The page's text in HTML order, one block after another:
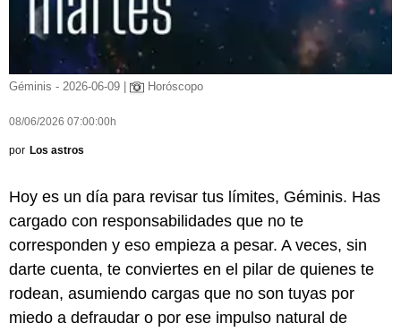
Géminis - 2026-06-09 | Horóscopo
08/06/2026 07:00:00h
por Los astros
Hoy es un día para revisar tus límites, Géminis. Has
cargado con responsabilidades que no te
corresponden y eso empieza a pesar. A veces, sin
darte cuenta, te conviertes en el pilar de quienes te
rodean, asumiendo cargas que no son tuyas por
miedo a defraudar o por ese impulso natural de